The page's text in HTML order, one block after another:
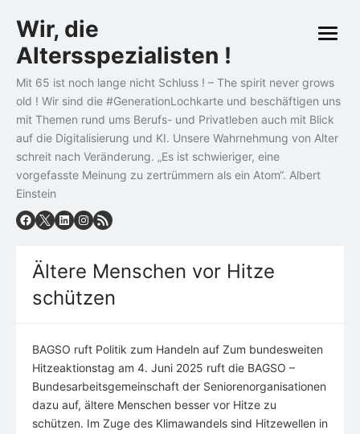
to
content
Wir, die
Altersspezialisten !
Mit 65 ist noch lange nicht Schluss ! – The spirit never grows
old ! Wir sind die #GenerationLochkarte und beschäftigen uns
mit Themen rund ums Berufs- und Privatleben auch mit Blick
auf die Digitalisierung und KI. Unsere Wahrnehmung von Alter
schreit nach Veränderung. „Es ist schwieriger, eine
vorgefasste Meinung zu zertrümmern als ein Atom“. Albert
Einstein
open
Ältere Menschen vor Hitze
schützen
BAGSO ruft Politik zum Handeln auf Zum bundesweiten
Hitzeaktionstag am 4. Juni 2025 ruft die BAGSO –
Bundesarbeitsgemeinschaft der Seniorenorganisationen
dazu auf, ältere Menschen besser vor Hitze zu
schützen. Im Zuge des Klimawandels sind Hitzewellen in